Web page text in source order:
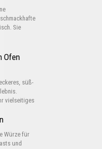
Sie
Ofen
süß-
vielseitiges
Würze für
und